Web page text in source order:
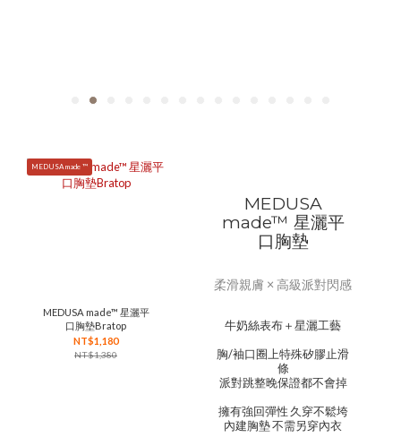
MEDUSA made ™
MEDUSA made™ 星灑平
口胸墊Bratop
NT$1,180
NT$1,380
MEDUSA
made™ 星灑平
口胸墊
柔滑親膚 × 高級派對閃感
牛奶絲表布＋星灑工藝
胸/袖口圈上特殊矽膠止滑
條
派對跳整晚保證都不會掉
擁有強回彈性 久穿不鬆垮
內建胸墊 不需另穿內衣